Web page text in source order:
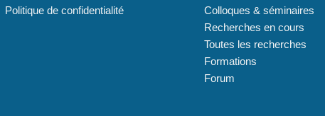
Politique de confidentialité
Colloques & séminaires
Recherches en cours
Toutes les recherches
Formations
Forum